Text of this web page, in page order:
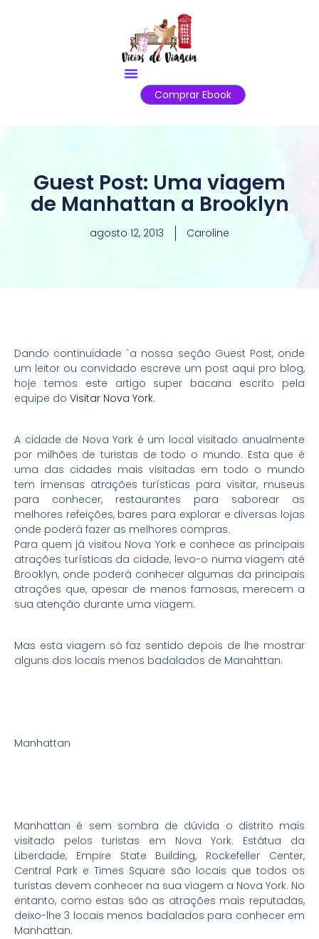
Comprar Ebook
Guest Post: Uma viagem
de Manhattan a Brooklyn
agosto 12, 2013 Caroline
Dando continuidade `a nossa seção Guest Post, onde
um leitor ou convidado escreve um post aqui pro blog,
hoje temos este artigo super bacana escrito pela
equipe do Visitar Nova York.
A cidade de Nova York é um local visitado anualmente
por milhões de turistas de todo o mundo. Esta que é
uma das cidades mais visitadas em todo o mundo
tem imensas atrações turísticas para visitar, museus
para conhecer, restaurantes para saborear as
melhores refeições, bares para explorar e diversas lojas
onde poderá fazer as melhores compras.
Para quem já visitou Nova York e conhece as principais
atrações turísticas da cidade, levo-o numa viagem até
Brooklyn, onde poderá conhecer algumas da principais
atrações que, apesar de menos famosas, merecem a
sua atenção durante uma viagem.
Mas esta viagem só faz sentido depois de lhe mostrar
alguns dos locais menos badalados de Manahttan.
Manhattan
Manhattan é sem sombra de dúvida o distrito mais
visitado pelos turistas em Nova York. Estátua da
Liberdade, Empire State Building, Rockefeller Center,
Central Park e Times Square são locais que todos os
turistas devem conhecer na sua viagem a Nova York. No
entanto, como estas são as atrações mais reputadas,
deixo-lhe 3 locais menos badalados para conhecer em
Manhattan.